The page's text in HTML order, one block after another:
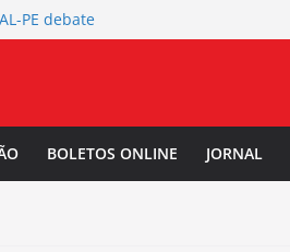
PE debate
Mulher Negra
da
Salarial
BOLETOS ONLINE JORNAL